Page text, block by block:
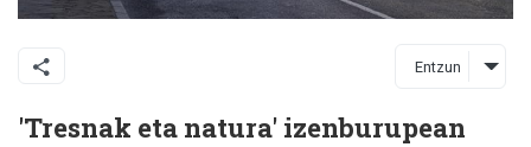
Entzun
'Tresnak eta natura' izenburupean